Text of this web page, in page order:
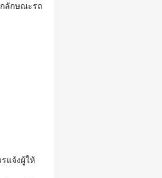
ลักษณะรถ
แจ้งผู้ให้